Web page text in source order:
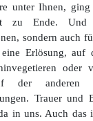
unter Ihnen,
zu Ende.
sondern auch
Erlösung, auf
oder
der anderen
Trauer und
in uns. Auch das